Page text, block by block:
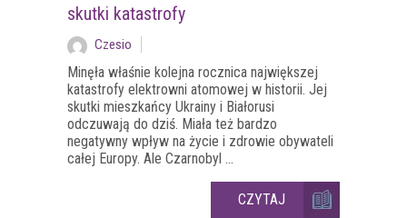
skutki katastrofy
Czesio
Minęła właśnie kolejna rocznica największej
katastrofy elektrowni atomowej w historii. Jej
skutki mieszkańcy Ukrainy i Białorusi
odczuwają do dziś. Miała też bardzo
negatywny wpływ na życie i zdrowie obywateli
całej Europy. Ale Czarnobyl ...
CZYTAJ